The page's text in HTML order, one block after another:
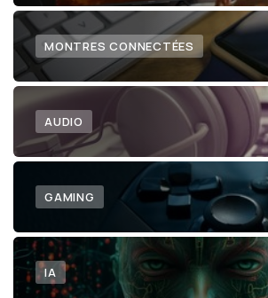
MONTRES CONNECTÉES
AUDIO
GAMING
IA